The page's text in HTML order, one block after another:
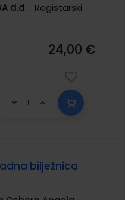
d.d.
Registarski
24,00 €
radna bilježnica